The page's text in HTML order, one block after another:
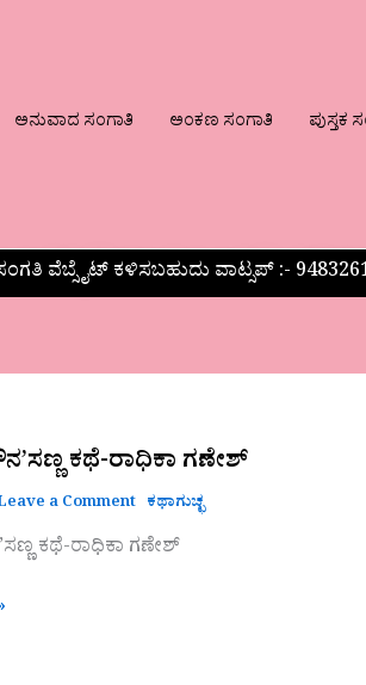
ಅನುವಾದ ಸಂಗಾತಿ ಅಂಕಣ ಸಂಗಾತಿ ಪುಸ್ತಕ
ವೆಬ್ಸೈಟ್ ಕಳಿಸಬಹುದು ವಾಟ್ಸಪ್‌ :-
ಕಥೆ-ರಾಧಿಕಾ ಗಣೇಶ್
a Comment ಕಥಾಗುಚ್ಛ
ಕಥೆ-ರಾಧಿಕಾ ಗಣೇಶ್